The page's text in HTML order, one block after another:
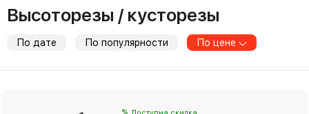
Высоторезы / кусторезы
По дате По популярности По цене